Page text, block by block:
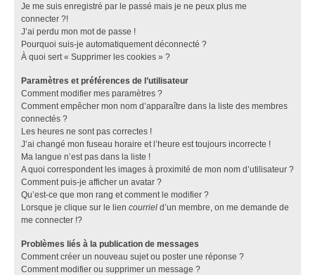
Je me suis enregistré par le passé mais je ne peux plus me
connecter ?!
J’ai perdu mon mot de passe !
Pourquoi suis-je automatiquement déconnecté ?
À quoi sert « Supprimer les cookies » ?
Paramètres et préférences de l’utilisateur
Comment modifier mes paramètres ?
Comment empêcher mon nom d’apparaître dans la liste des membres
connectés ?
Les heures ne sont pas correctes !
J’ai changé mon fuseau horaire et l’heure est toujours incorrecte !
Ma langue n’est pas dans la liste !
A quoi correspondent les images à proximité de mon nom d’utilisateur ?
Comment puis-je afficher un avatar ?
Qu’est-ce que mon rang et comment le modifier ?
Lorsque je clique sur le lien courriel d’un membre, on me demande de
me connecter !?
Problèmes liés à la publication de messages
Comment créer un nouveau sujet ou poster une réponse ?
Comment modifier ou supprimer un message ?